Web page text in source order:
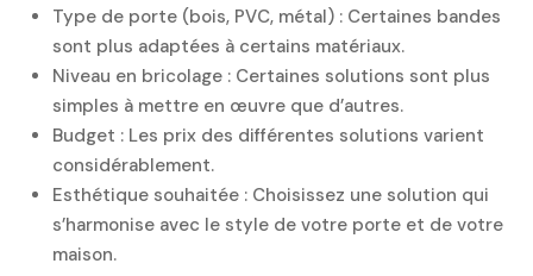
Type de porte (bois, PVC, métal) : Certaines bandes
sont plus adaptées à certains matériaux.
Niveau en bricolage : Certaines solutions sont plus
simples à mettre en œuvre que d’autres.
Budget : Les prix des différentes solutions varient
considérablement.
Esthétique souhaitée : Choisissez une solution qui
s’harmonise avec le style de votre porte et de votre
maison.